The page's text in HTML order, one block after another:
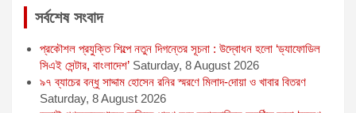
সর্বশেষ সংবাদ
প্রকৌশল প্রযুক্তি শিল্পে নতুন দিগন্তের সূচনা : উদ্বোধন হলো ‘ড্যাফোডিল
সিএই সেন্টার, বাংলাদেশ’ Saturday, 8 August 2026
৯৭ ব্যাচের বন্ধু সাদ্দাম হোসেন রনির স্মরণে মিলাদ-দোয়া ও খাবার বিতরণ
Saturday, 8 August 2026